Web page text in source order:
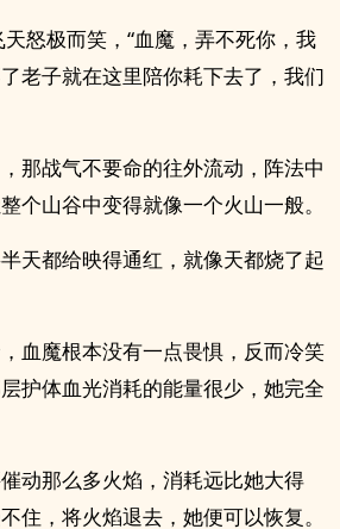
怒极而笑，“血魔，弄不死你，我
老子就在这里陪你耗下去了，我们
那战气不要命的往外流动，阵法中
个山谷中变得就像一个火山一般。
天都给映得通红，就像天都烧了起
血魔根本没有一点畏惧，反而冷笑
护体血光消耗的能量很少，她完全
动那么多火焰，消耗远比她大得
住，将火焰退去，她便可以恢复。